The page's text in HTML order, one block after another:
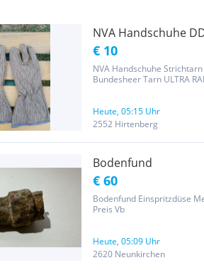
NVA Handschuhe
€ 10
NVA Handschuhe
Bundesheer Tarn ULTRA
von 1987!!! Größe: NVA 1, 2...
Heute, 05:15 Uhr
2552 Hirtenberg
Bodenfund
€ 60
Bodenfund Einspritzdüse
Preis Vb
Heute, 05:09 Uhr
2620 Neunkirchen